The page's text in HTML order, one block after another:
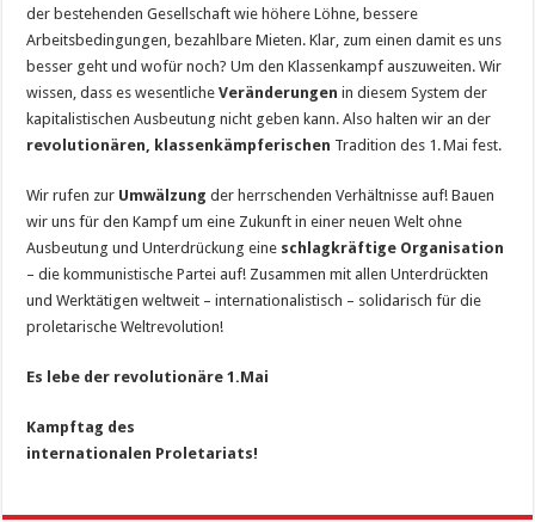
der bestehenden Gesellschaft wie höhere Löhne, bessere
Arbeitsbedingungen, bezahlbare Mieten. Klar, zum einen damit es uns
besser geht und wofür noch? Um den Klassenkampf auszuweiten. Wir
wissen, dass es wesentlicheVeränderungenin diesem System der
kapitalistischen Ausbeutung nicht geben kann. Also halten wir an der
revolutionären, klassenkämpferischen Tradition des 1. Mai fest.
Wir rufen zur Umwälzung der herrschenden Verhältnisse auf! Bauen
wir uns für den Kampf um eine Zukunft in einer neuen Welt ohne
Ausbeutung und Unterdrückung eine schlagkräftige Organisation
– die kommunistische Partei auf! Zusammen mit allen Unterdrückten
und Werktätigen weltweit – internationalistisch – solidarisch für die
proletarische Weltrevolution!
Es lebe der revolutionäre 1.Mai
Kampftag des
internationalen Proletariats!